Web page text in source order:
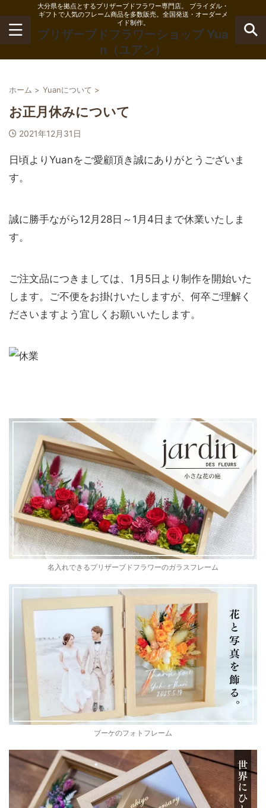
大分県を拠点とするプリザーブドフラワー専門店。 ブライダル・
ギフトで人気のフレーム商品を多数販売。全国発送・オーダーメ
イド制作。
プリザーブドフラワーショップ Yua
n（ユアン）
ホーム > Yuanについて >
お正月休みについて
2021年12月31日
日頃よりYuanをご愛顧頂き誠にありがとうございま
す。
誠に勝手ながら12月28日～1月4日まで休業いたしま
す。
ご注文品につきましては、1月5日より制作を開始いた
します。ご不便をお掛けいたしますが、何卒ご理解く
ださいますよう宜しくお願いいたします。
名入れできるプリザーブドフラワーのガラスフレーム
ブーケのフォトフレーム